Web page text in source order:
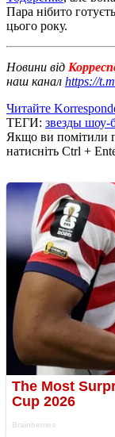
Пара нібито
цього року.
Новини від
наш канал https://
Читайте
ТЕГИ: звезды шоу-
Якщо ви помітили
натисніть Ctrl +